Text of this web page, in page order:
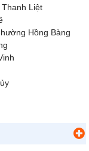
Liệt
Hồng Bàng